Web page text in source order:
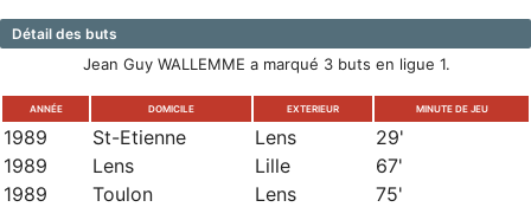
Détail des buts
Jean Guy WALLEMME a marqué 3 buts en ligue 1.
ANNÉE DOMICILE EXTERIEUR MINUTE DE JEU
1989 St-Etienne Lens
29'
1989
Lens Lille
67'
1989
Toulon Lens 75'